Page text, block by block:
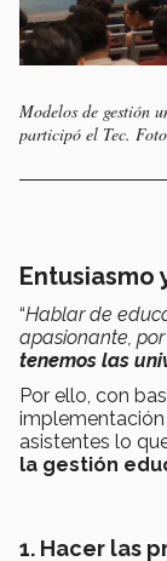
Modelos de gestión
participó el Tec.
Entusiasmo
“Hablar de
apasionante,
tenemos las
Por ello, con
asistentes lo
la gestión
1. Hacer las